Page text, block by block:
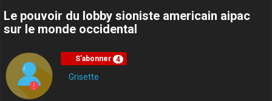
Le pouvoir du lobby sioniste americain aipac
sur le monde occidental
S'abonner 4
Grisette